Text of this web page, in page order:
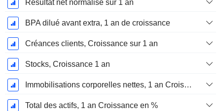
Résultat net normalisé sur 1 an
BPA dilué avant extra, 1 an de croissance
Créances clients, Croissance sur 1 an
Stocks, Croissance 1 an
Immobilisations corporelles nettes, 1 an Croissance
Total des actifs, 1 an Croissance en %